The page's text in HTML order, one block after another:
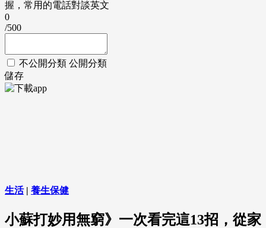
握，常用的電話對談英文
0
/500
不公開分類 公開分類
儲存
生活| 養生保健
小蘇打妙用無窮》一次看完這13招，從家